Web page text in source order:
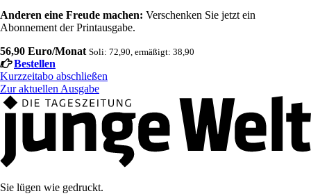
Anderen eine Freude machen: Verschenken Sie jetzt ein
Abonnement der Printausgabe.
56,90 Euro/Monat Soli: 72,90, ermäßigt: 38,90
Bestellen
Kurzzeitabo abschließen
Zur aktuellen Ausgabe
Sie lügen wie gedruckt.